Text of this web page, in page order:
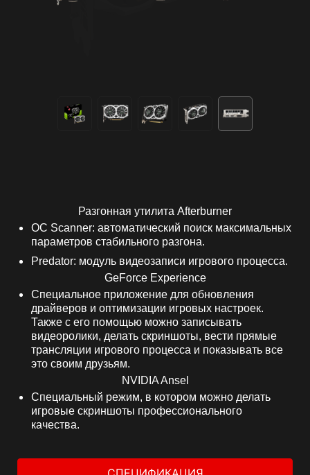
Разгонная утилита Afterburner
OC Scanner: автоматический поиск максимальных
параметров стабильного разгона.
Predator: модуль видеозаписи игрового процесса.
GeForce Experience
Специальное приложение для обновления
драйверов и оптимизации игровых настроек.
Также с его помощью можно записывать
видеоролики, делать скриншоты, вести прямые
трансляции игрового процесса и показывать все
это своим друзьям.
NVIDIA Ansel
Специальный режим, в котором можно делать
игровые скриншоты профессионального
качества.